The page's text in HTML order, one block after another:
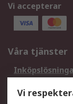
Vi accepterar
Våra tjänster
DesignSpark
Vi